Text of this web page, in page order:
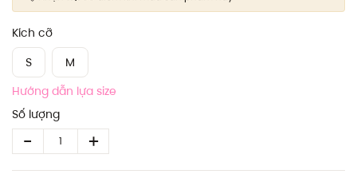
Kích cỡ
S
M
Hướng dẫn lựa size
Số lượng